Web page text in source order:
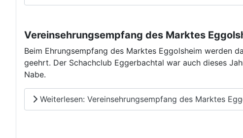
Vereinsehrungsempfang des Marktes
Beim Ehrungsempfang des Marktes Eggolsheim werden
geehrt. Der Schachclub Eggerbachtal war auch dieses
Nabe.
Weiterlesen: Vereinsehrungsempfang des Marktes